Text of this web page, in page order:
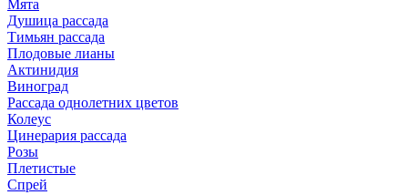
Мята
Душица рассада
Тимьян рассада
Плодовые лианы
Актинидия
Виноград
Рассада однолетних цветов
Колеус
Цинерария рассада
Розы
Плетистые
Спрей